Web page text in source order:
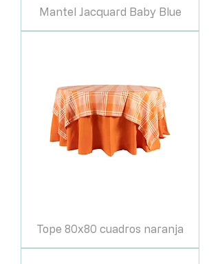
Mantel Jacquard Baby Blue
Tope 80x80 cuadros naranja